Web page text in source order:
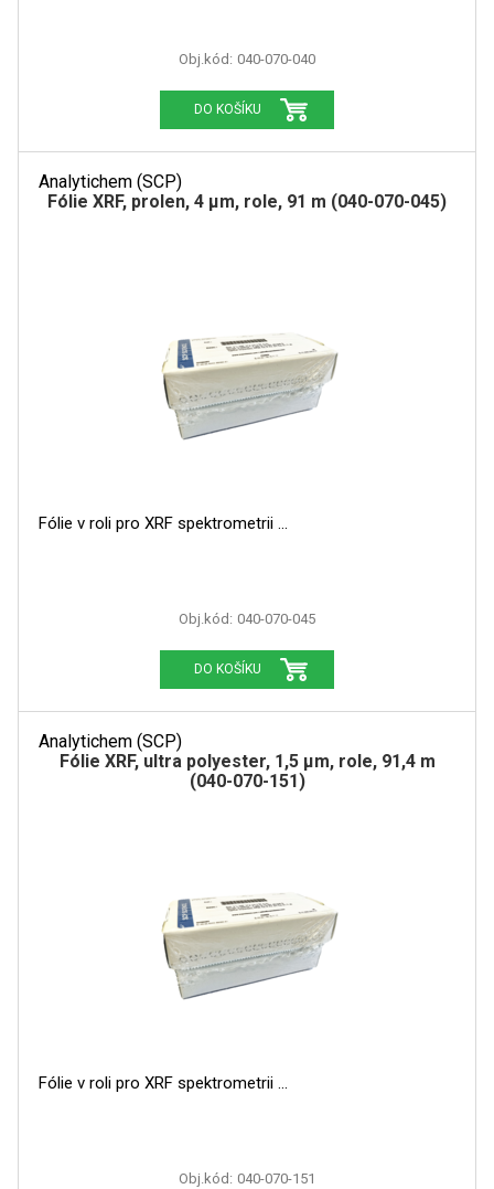
Obj.kód: 040-070-040
DO KOŠÍKU
Analytichem (SCP)
Fólie XRF, prolen, 4 µm, role, 91 m (040-070-045)
Fólie v roli pro XRF spektrometrii
Obj.kód: 040-070-045
DO KOŠÍKU
Analytichem (SCP)
Fólie XRF, ultra polyester, 1,5 µm, role, 91,4 m
(040-070-151)
Fólie v roli pro XRF spektrometrii
Obj.kód: 040-070-151